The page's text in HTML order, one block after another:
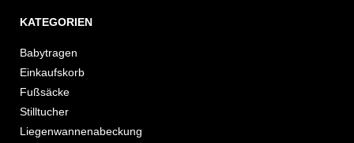
KATEGORIEN
Babytragen
Einkaufskorb
Fußsäcke
Stilltucher
Liegenwannenabeckung